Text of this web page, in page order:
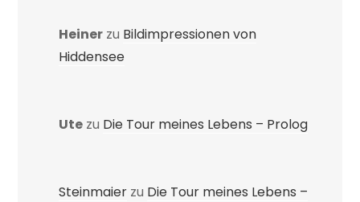
Heiner zu Bildimpressionen von
Hiddensee
Ute zu Die Tour meines Lebens – Prolog
Steinmaier zu Die Tour meines Lebens –